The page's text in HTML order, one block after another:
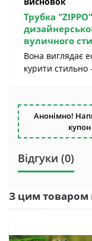
Трубка "ZIPPO"
вуличного
Вона виглядає
курити стильно
Анонімно!
Відгуки (0)
З цим товаром